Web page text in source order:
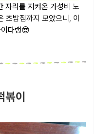
자리를 지켜온 가성비 노
초밥집까지 모았으니, 이
다랭😎
이